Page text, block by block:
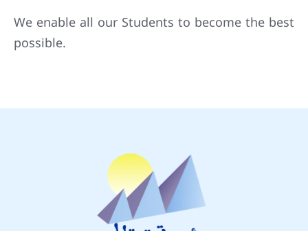
We enable all our Students to become the best
possible.